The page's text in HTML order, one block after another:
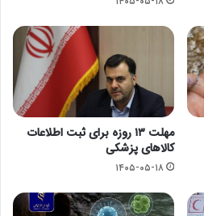
مهلت ۱۳ روزه برای ثبت اطلاعات
کالاهای پزشکی
۱۴۰۵-۰۵-۱۸